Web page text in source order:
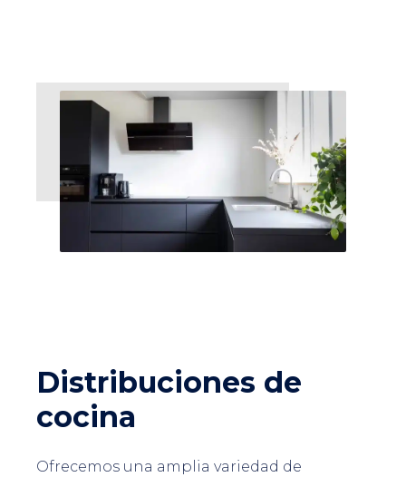
Distribuciones de
cocina
Ofrecemos una amplia variedad de